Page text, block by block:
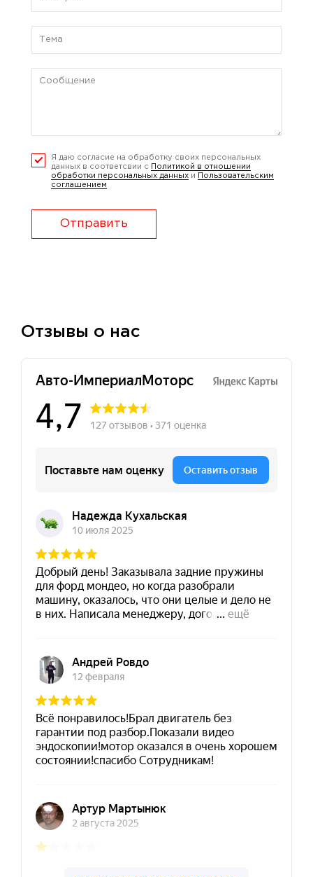
Я даю согласие на обработку своих персональных
данных в соответсвии с
Политикой в отношении
обработки персональных данных и
Пользовательским
соглашением
Отправить
Отзывы о нас